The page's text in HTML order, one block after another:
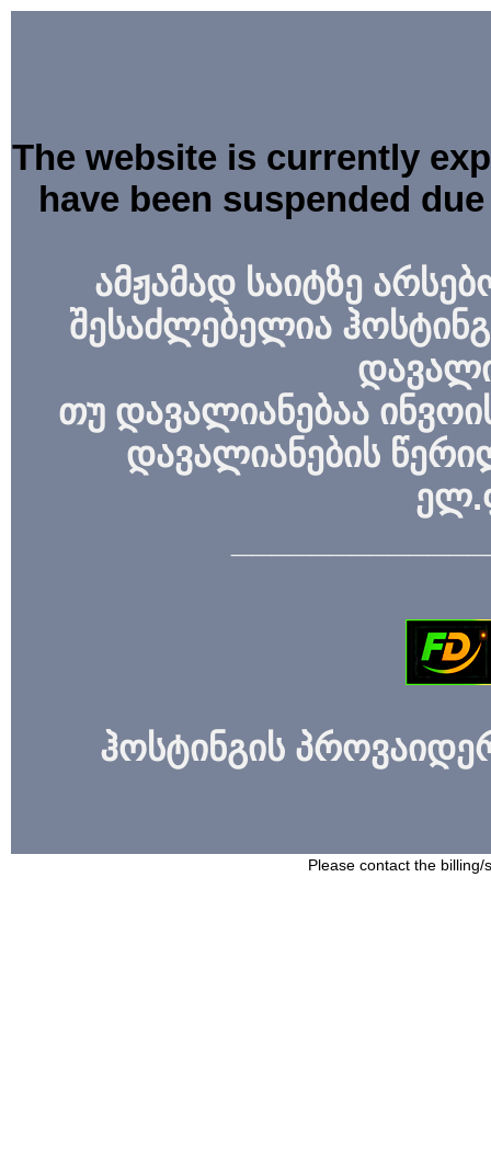
The website is currently
have been suspended
ამჟამად საიტზე
შესაძლებელია
თუ დავალიანებაა
დავალიანების
ჰოსტინგის
Please contact the